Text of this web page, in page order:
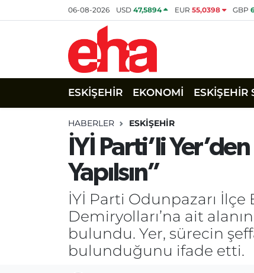
06-08-2026 USD47,5894 EUR 55,0398 GBP
ESKİŞEHİR EKONOMİ ESKİŞEHİR
HABERLER ESKİŞEHİR
İYİ Parti’li
Yapılsın”
İYİ Parti Odunpazarı
Demiryolları’na ait
bulundu. Yer, sürecin
bulunduğunu ifade etti.